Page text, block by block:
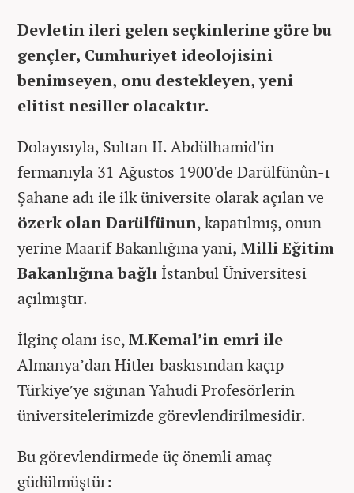
Devletin ileri gelen seçkinlerine göre bu
gençler, Cumhuriyet ideolojisini
benimseyen, onu destekleyen, yeni
elitist nesiller olacaktır.
Dolayısıyla, Sultan II. Abdülhamid'in
fermanıyla 31 Ağustos 1900'de Darülfünûn-ı
Şahane adı ile ilk üniversite olarak açılan ve
özerk olan Darülfünun, kapatılmış, onun
yerine Maarif Bakanlığına yani, Milli Eğitim
Bakanlığına bağlı İstanbul Üniversitesi
açılmıştır.
İlginç olanı ise,M.Kemal’in emri ile
Almanya’dan Hitler baskısından kaçıp
Türkiye’ye sığınan Yahudi Profesörlerin
üniversitelerimizde görevlendirilmesidir.
Bu görevlendirmede üç önemli amaç
güdülmüştür: